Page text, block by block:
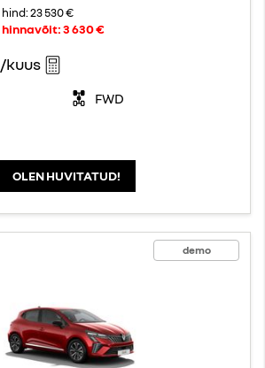
hind:23 530 €
hinnavõit:3 630 €
/kuus
FWD
OLEN HUVITATUD!
demo